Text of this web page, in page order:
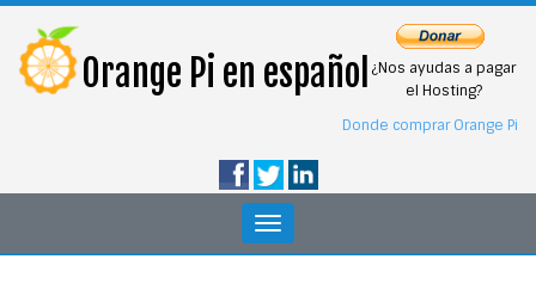
Orange Pi en español
Donde comprar Orange Pi
¿Nos ayudas a pagar
el Hosting?
Toggle
navigation